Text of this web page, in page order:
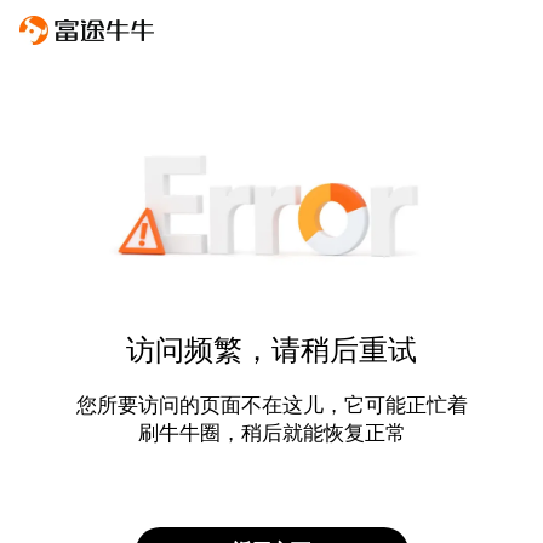
访问频繁，请稍后重试
您所要访问的页面不在这儿，它可能正忙着
刷牛牛圈，稍后就能恢复正常